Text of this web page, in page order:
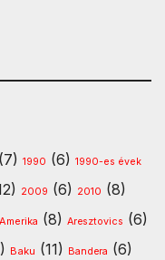
(7) 1990 (6) 1990-es évek
2009 (6) 2010 (8)
Amerika (8) Aresztovics (6)
Baku (11) Bandera (6)